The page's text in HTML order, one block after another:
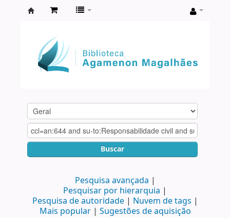
Agamenon
Magalhães
Buscar
Pesquisa avançada
Pesquisar por hierarquia
Pesquisa de autoridade
Nuvem de tags
Mais popular
Sugestões de aquisição